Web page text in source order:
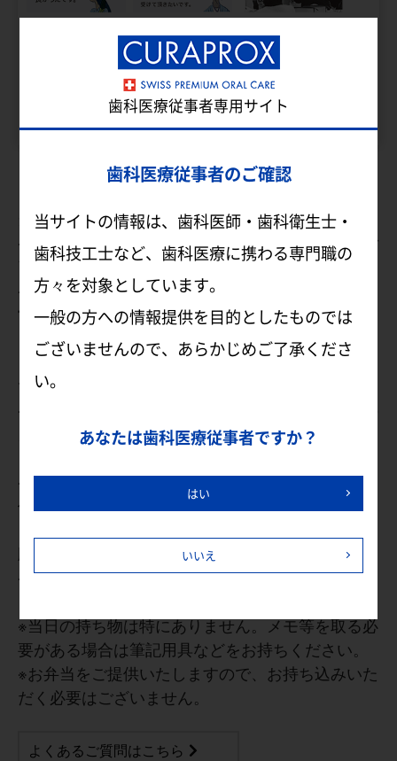
当日は9:30より受付を開始します。
※講師、会場は変更になる場合があります。予めご
了承ください。
※お申込の変更・キャンセルは、セミナー開催の3
営業日前までにカスタマーへご連絡をお願いいた
します。
期限を過ぎての変更・キャンセルは承ることが
できません。予めご了承ください。
※お支払いはクレジットカードのみとなり、以下の
カードをご利用頂けます。
※領収書宛名はログインしてお申込みされた場合は
仕様上変更が出来かねるため、
願いいたします。
※クーポンコードは併用できません。複数名でお申
※当日の持ち物は特にありません。メモ等を取る必
要がある場合は筆記用具などをお持ちください。
※お弁当をご提供いたしますので、お持ち込みいた
だく必要はございません。
よくあるご質問はこちら
歯科医療従事者専用サイト
歯科医療従事者のご確認
当サイトの情報は、歯科医師・歯科衛生士・
歯科技工士など、歯科医療に携わる専門職の
方々を対象としています。
一般の方への情報提供を目的としたものでは
ございませんので、あらかじめご了承くださ
い。
あなたは歯科医療従事者ですか？
はい
いいえ